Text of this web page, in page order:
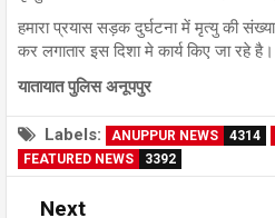
हमारा प्रयास सड़क दुर्घटना में मृत्यु की
कर लगातार इस दिशा मे कार्य किए जा रहे है।
यातायात पुलिस अनूपपुर
Labels: ANUPPUR NEWS 4314
FEATURED NEWS
3392
Next